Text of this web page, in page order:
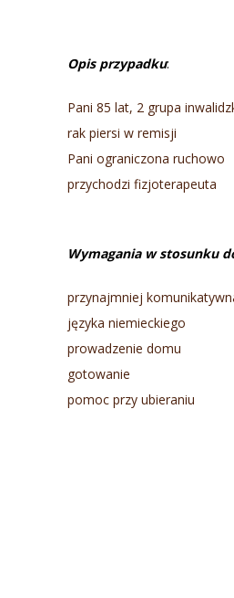
Opis przypadku:
Pani 85 lat, 2 grupa
rak piersi w remisji
Pani ograniczona ruchowo
przychodzi fizjoterapeuta
Wymagania w stosunku
przynajmniej
języka niemieckiego
prowadzenie domu
gotowanie
pomoc przy ubieraniu